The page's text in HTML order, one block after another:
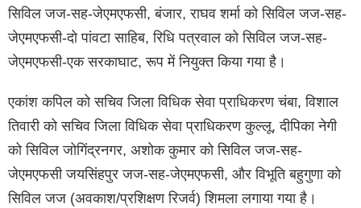
सिविल जज-सह-जेएमएफसी, बंजार, राघव शर्मा को सिविल जज-सह-
जेएमएफसी-दो पांवटा साहिब, रिधि पत्रवाल को सिविल जज-सह-
जेएमएफसी-एक सरकाघाट, रूप में नियुक्त किया गया है।
एकांश कपिल को सचिव जिला विधिक सेवा प्राधिकरण चंबा, विशाल
तिवारी को सचिव जिला विधिक सेवा प्राधिकरण कुल्लू, दीपिका नेगी
को सिविल जोगिंद्रनगर, अशोक कुमार को सिविल जज-सह-
जेएमएफसी जयसिंहपुर जज-सह-जेएमएफसी, और विभूति बहुगुणा को
सिविल जज (अवकाश/प्रशिक्षण रिजर्व) शिमला लगाया गया है।